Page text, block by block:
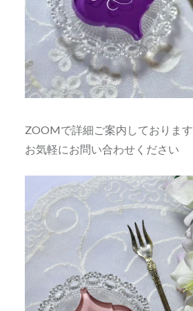
ZOOMで詳細ご案内しております
お気軽にお問い合わせください